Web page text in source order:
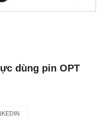
dùng pin OPT